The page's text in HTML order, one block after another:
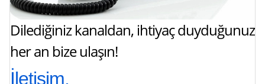
Dilediğiniz kanaldan, ihtiyaç duyduğunuz
her an bize ulaşın!
İletişim.